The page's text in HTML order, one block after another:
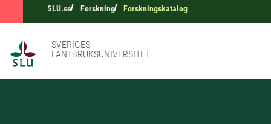
SLU.se Forskning Forskningskatalog
SVERIGES
LANTBRUKSUNIVERSITET